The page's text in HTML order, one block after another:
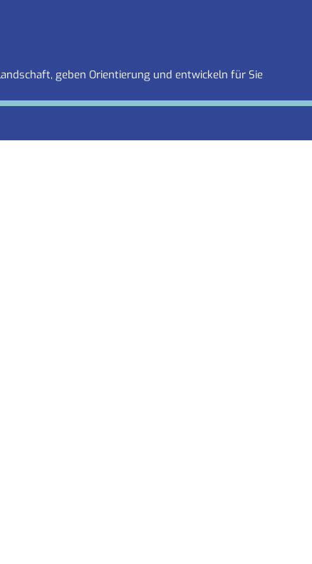
geben Orientierung und entwickeln für Sie